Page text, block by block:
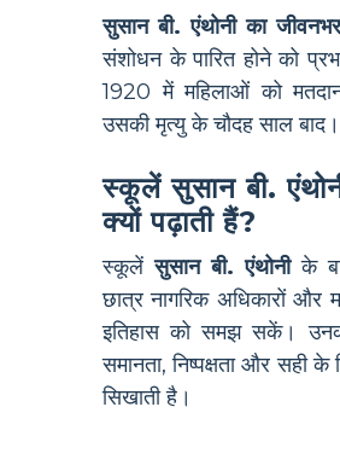
सुसान बी. एंथोनी का
संशोधन के पारित होने को
1920 में महिलाओं को
उसकी मृत्यु के चौदह साल बाद।
स्कूलें सुसान बी.
क्यों पढ़ाती हैं?
स्कूलेंसुसान बी. एंथोनीके
छात्र नागरिक अधिकारों
इतिहास को समझ सकें।
समानता, निष्पक्षता और सही
सिखाती है।